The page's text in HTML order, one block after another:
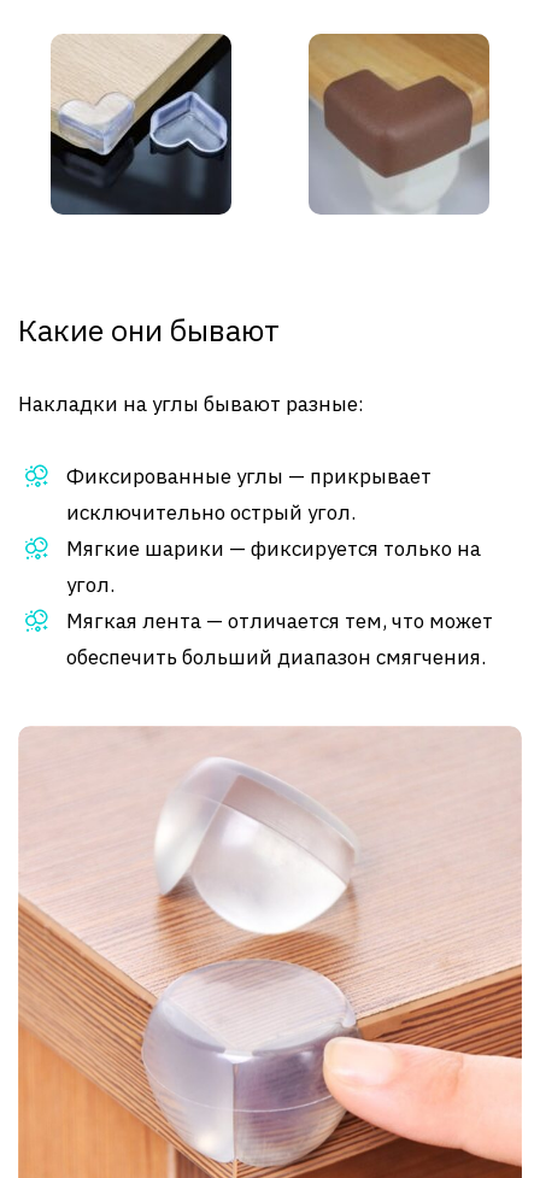
Какие они бывают
Накладки на углы бывают разные:
Фиксированные углы — прикрывает
исключительно острый угол.
Мягкие шарики — фиксируется только на
угол.
Мягкая лента — отличается тем, что может
обеспечить больший диапазон смягчения.